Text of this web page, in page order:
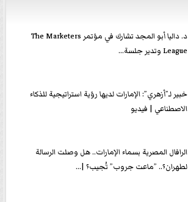
د. داليا أبو المجد تشارك في مؤتمر The Marketers
League وتدير جلسة...
خبير لـ”أزهري”: الإمارات لديها رؤية استراتيجية للذكاء
الاصطناعي | فيديو
الرافال المصرية بسماء الإمارات.. هل وصلت الرسالة
لطهران؟.. ”ماعت جروب” تُجيب؟ |...